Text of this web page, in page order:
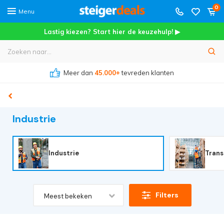
Menu
0
Lastig kiezen? Start hier de keuzehulp! ▶
Meer dan 45.000+tevreden klanten
Industrie
Industrie
Meest bekeken Filters